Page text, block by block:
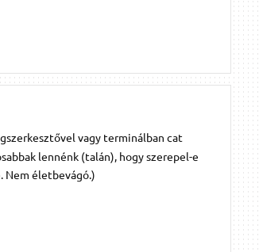
vagy terminálban cat
lennénk (talán), hogy szerepel-e
Nem életbevágó.)